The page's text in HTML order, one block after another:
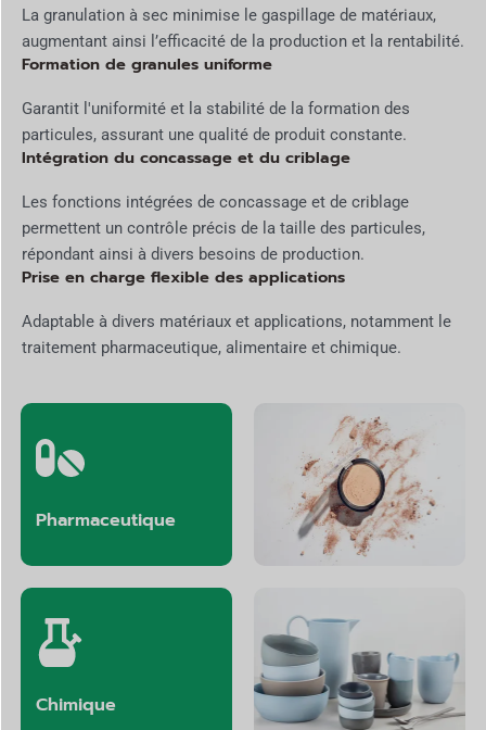
La granulation à sec minimise le gaspillage de matériaux,
augmentant ainsi l’efficacité de la production et la rentabilité.
Formation de granules uniforme
Garantit l'uniformité et la stabilité de la formation des
particules, assurant une qualité de produit constante.
Intégration du concassage et du criblage
Les fonctions intégrées de concassage et de criblage
permettent un contrôle précis de la taille des particules,
répondant ainsi à divers besoins de production.
Prise en charge flexible des applications
Adaptable à divers matériaux et applications, notamment le
traitement pharmaceutique, alimentaire et chimique.
Pharmaceutique Cosmétiques
Chimique Céramique